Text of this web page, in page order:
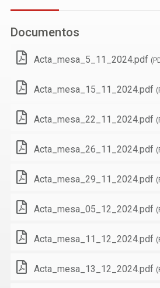
Documentos
Acta_mesa_5_11_2024.pdf
Acta_mesa_15_11_2024.pdf
Acta_mesa_22_11_2024.pdf
Acta_mesa_26_11_2024.pdf
Acta_mesa_29_11_2024.pdf
Acta_mesa_05_12_2024.pdf
Acta_mesa_11_12_2024.pdf
Acta_mesa_13_12_2024.pdf